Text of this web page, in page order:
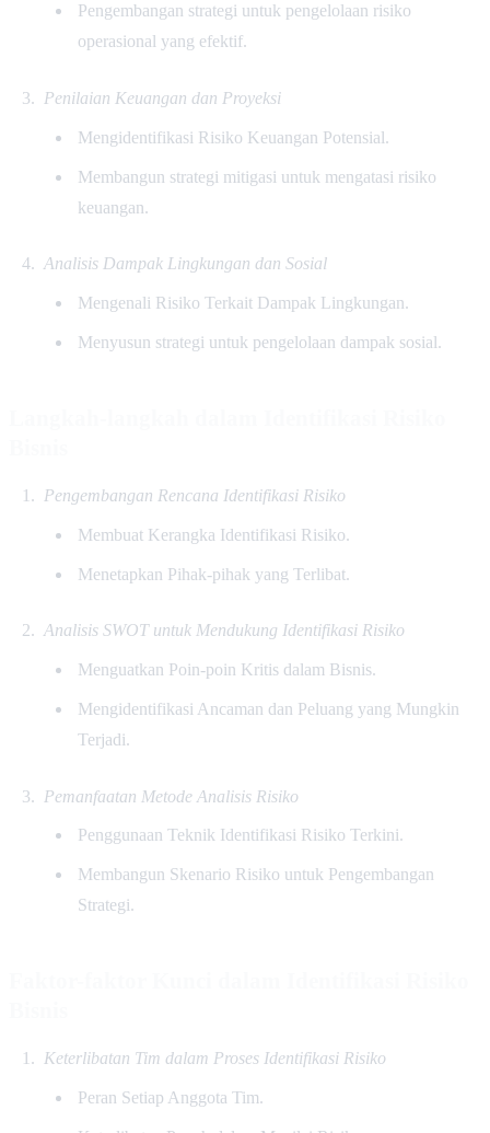
Pengembangan strategi untuk pengelolaan risiko
operasional yang efektif.
Penilaian Keuangan dan Proyeksi
Mengidentifikasi Risiko Keuangan Potensial.
Membangun strategi mitigasi untuk mengatasi risiko
keuangan.
Analisis Dampak Lingkungan dan Sosial
Mengenali Risiko Terkait Dampak Lingkungan.
Menyusun strategi untuk pengelolaan dampak sosial.
Pengembangan Rencana Identifikasi Risiko
Membuat Kerangka Identifikasi Risiko.
Menetapkan Pihak-pihak yang Terlibat.
Analisis SWOT untuk Mendukung Identifikasi Risiko
Menguatkan Poin-poin Kritis dalam Bisnis.
Mengidentifikasi Ancaman dan Peluang yang Mungkin
Terjadi.
Pemanfaatan Metode Analisis Risiko
Penggunaan Teknik Identifikasi Risiko Terkini.
Membangun Skenario Risiko untuk Pengembangan
Strategi.
Keterlibatan Tim dalam Proses Identifikasi Risiko
Peran Setiap Anggota Tim.